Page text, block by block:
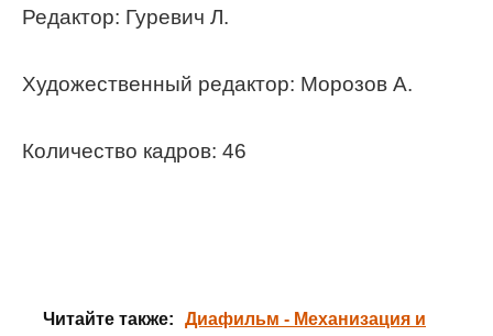
Редактор: Гуревич Л.
Художественный редактор: Морозов А.
Количество кадров: 46
Читайте также: Диафильм - Механизация и